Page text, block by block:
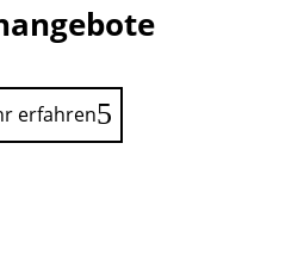
erfahren